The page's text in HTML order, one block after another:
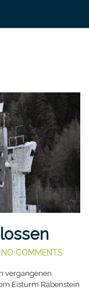
NO COMMENTS
vergangenen
Eisturm Rabenstein